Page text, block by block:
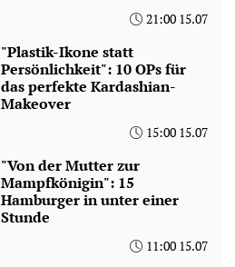
21:00 15.07
"Plastik-Ikone statt
Persönlichkeit": 10 OPs für
das perfekte Kardashian-
Makeover
15:00 15.07
"Von der Mutter zur
Mampfkönigin": 15
Hamburger in unter einer
Stunde
11:00 15.07